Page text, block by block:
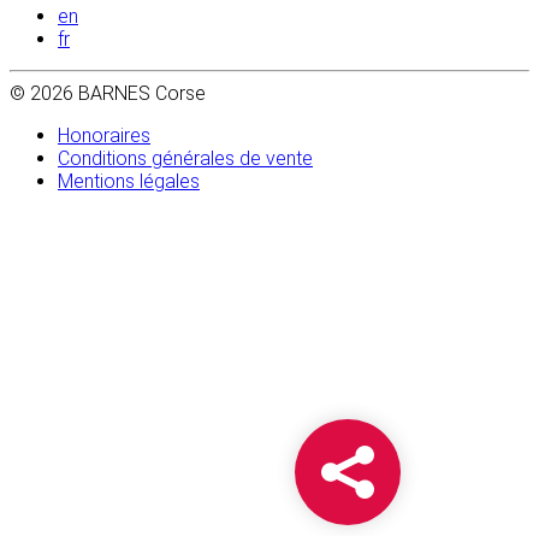
en
fr
© 2026 BARNES Corse
Honoraires
Conditions générales de vente
Mentions légales